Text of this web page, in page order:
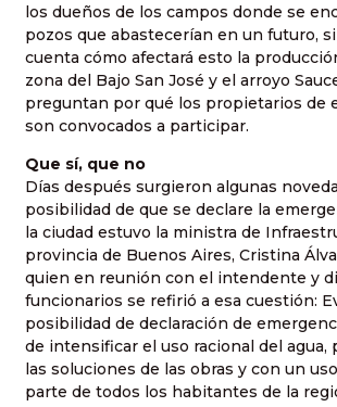
los dueños de los campos donde se
pozos que abastecerían en un futuro,
cuenta cómo afectará esto la
zona del Bajo San José y el arroyo
preguntan por qué los propietarios de
son convocados a participar.
Que sí, que no
Días después surgieron algunas
posibilidad de que se declare la
la ciudad estuvo la ministra de
provincia de Buenos Aires, Cristina
quien en reunión con el intendente y
funcionarios se refirió a esa cuestión:
posibilidad de declaración de
de intensificar el uso racional del agua,
las soluciones de las obras y con un
parte de todos los habitantes de la